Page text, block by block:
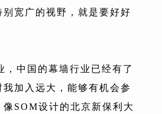
宽广的视野，就是要好好
，中国的幕墙行业已经有了
加入远大，能够有机会参
SOM设计的北京新保利大